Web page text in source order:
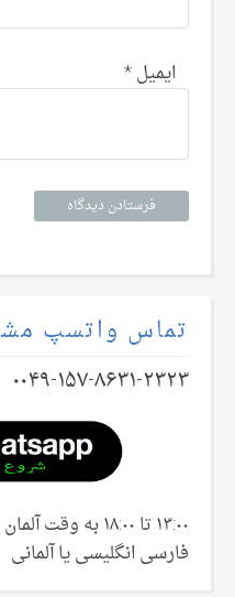
ایمیل*
تماس واتسپ
۰۰۴۹-۱۵۷-۸۶۳۱-۲۳۲۳
۱۳:۰۰ تا ۱۸:۰۰
فارسی انگلیسی یا آلمانی